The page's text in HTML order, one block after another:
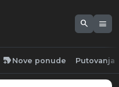
search menu
new_label Nove ponude Putovanja